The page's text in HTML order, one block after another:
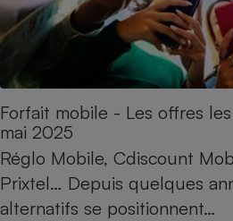
Forfait mobile - Les offres
mai 2025
Réglo Mobile, Cdiscount
Prixtel… Depuis quelques
alternatifs se positionnent…